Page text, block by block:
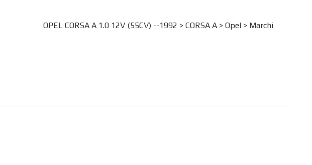
OPEL CORSA A 1.0 12V (55CV) --1992 > CORSA A> Opel> Marchi